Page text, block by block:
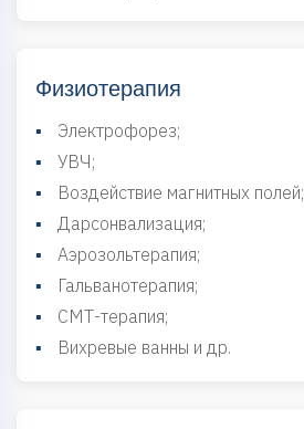
Физиотерапия
▪
Электрофорез;
▪
УВЧ;
▪
Воздействие магнитных полей;
▪
Дарсонвализация;
▪
Аэрозольтерапия;
▪
Гальванотерапия;
▪
СМТ-терапия;
▪
Вихревые ванны и др.